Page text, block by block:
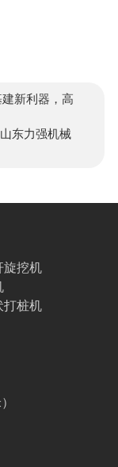
新利器，高
东力强机械
旋挖机
打桩机